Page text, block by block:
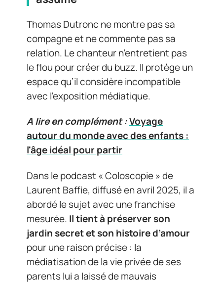
Thomas Dutronc ne montre pas sa
compagne et ne commente pas sa
relation. Le chanteur n’entretient pas
le flou pour créer du buzz. Il protège un
espace qu’il considère incompatible
avec l’exposition médiatique.
A lire en complément :Voyage
autour du monde avec des enfants :
l'âge idéal pour partir
Dans le podcast « Coloscopie » de
Laurent Baffie, diffusé en avril 2025, il a
abordé le sujet avec une franchise
mesurée. Il tient à préserver son
jardin secret et son histoire d’amour
pour une raison précise : la
médiatisation de la vie privée de ses
parents lui a laissé de mauvais